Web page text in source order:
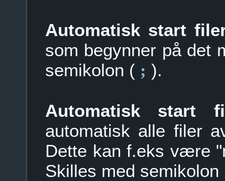
Automatisk start
som begynner på det
semikolon ( ; ).
Automatisk start
automatisk alle filer
Dette kan f.eks være
Skilles med